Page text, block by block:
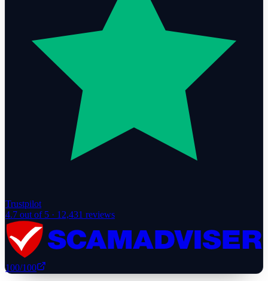
Trustpilot
4.7 out of 5 · 12,431 reviews
100/100